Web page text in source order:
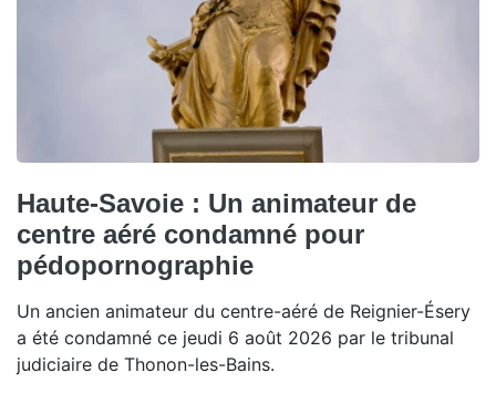
Haute-Savoie : Un animateur de
centre aéré condamné pour
pédopornographie
Un ancien animateur du centre-aéré de Reignier-Ésery
a été condamné ce jeudi 6 août 2026 par le tribunal
judiciaire de Thonon-les-Bains.